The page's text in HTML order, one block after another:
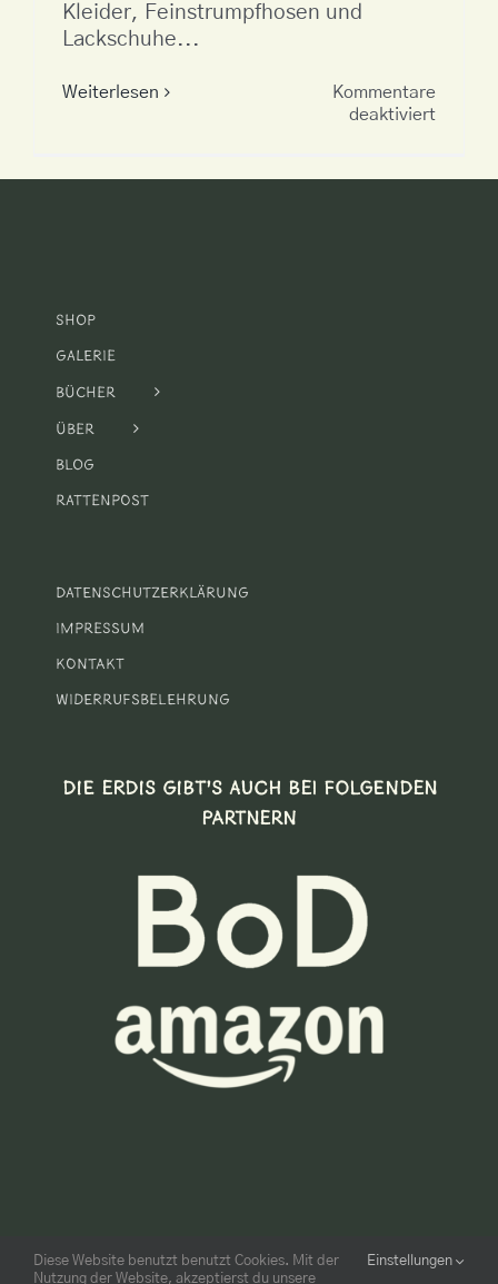
Kleider, Feinstrumpfhosen und
Lackschuhe...
Weiterlesen
Kommentare
deaktiviertfür
Shop
Galerie
Bücher
Über
Blog
Rattenpost
Datenschutzerklärung
Impressum
Kontakt
Widerrufsbelehrung
DIE ERDIS GIBT’S AUCH BEI FOLGENDEN
PARTNERN
Diese Website benutzt benutzt Cookies. Mit der
Nutzung der Website, akzeptierst du unsere
Einstellungen